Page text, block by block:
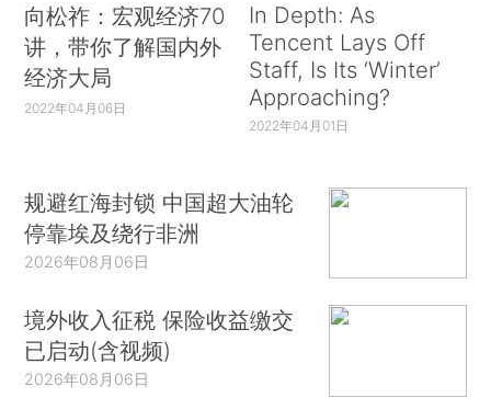
向松祚：宏观经济70
讲，带你了解国内外
经济大局
2022年04月06日
In Depth: As
Tencent Lays Off
Staff, Is Its ‘Winter’
Approaching?
2022年04月01日
规避红海封锁 中国超大油轮
停靠埃及绕行非洲
2026年08月06日
境外收入征税 保险收益缴交
已启动(含视频)
2026年08月06日